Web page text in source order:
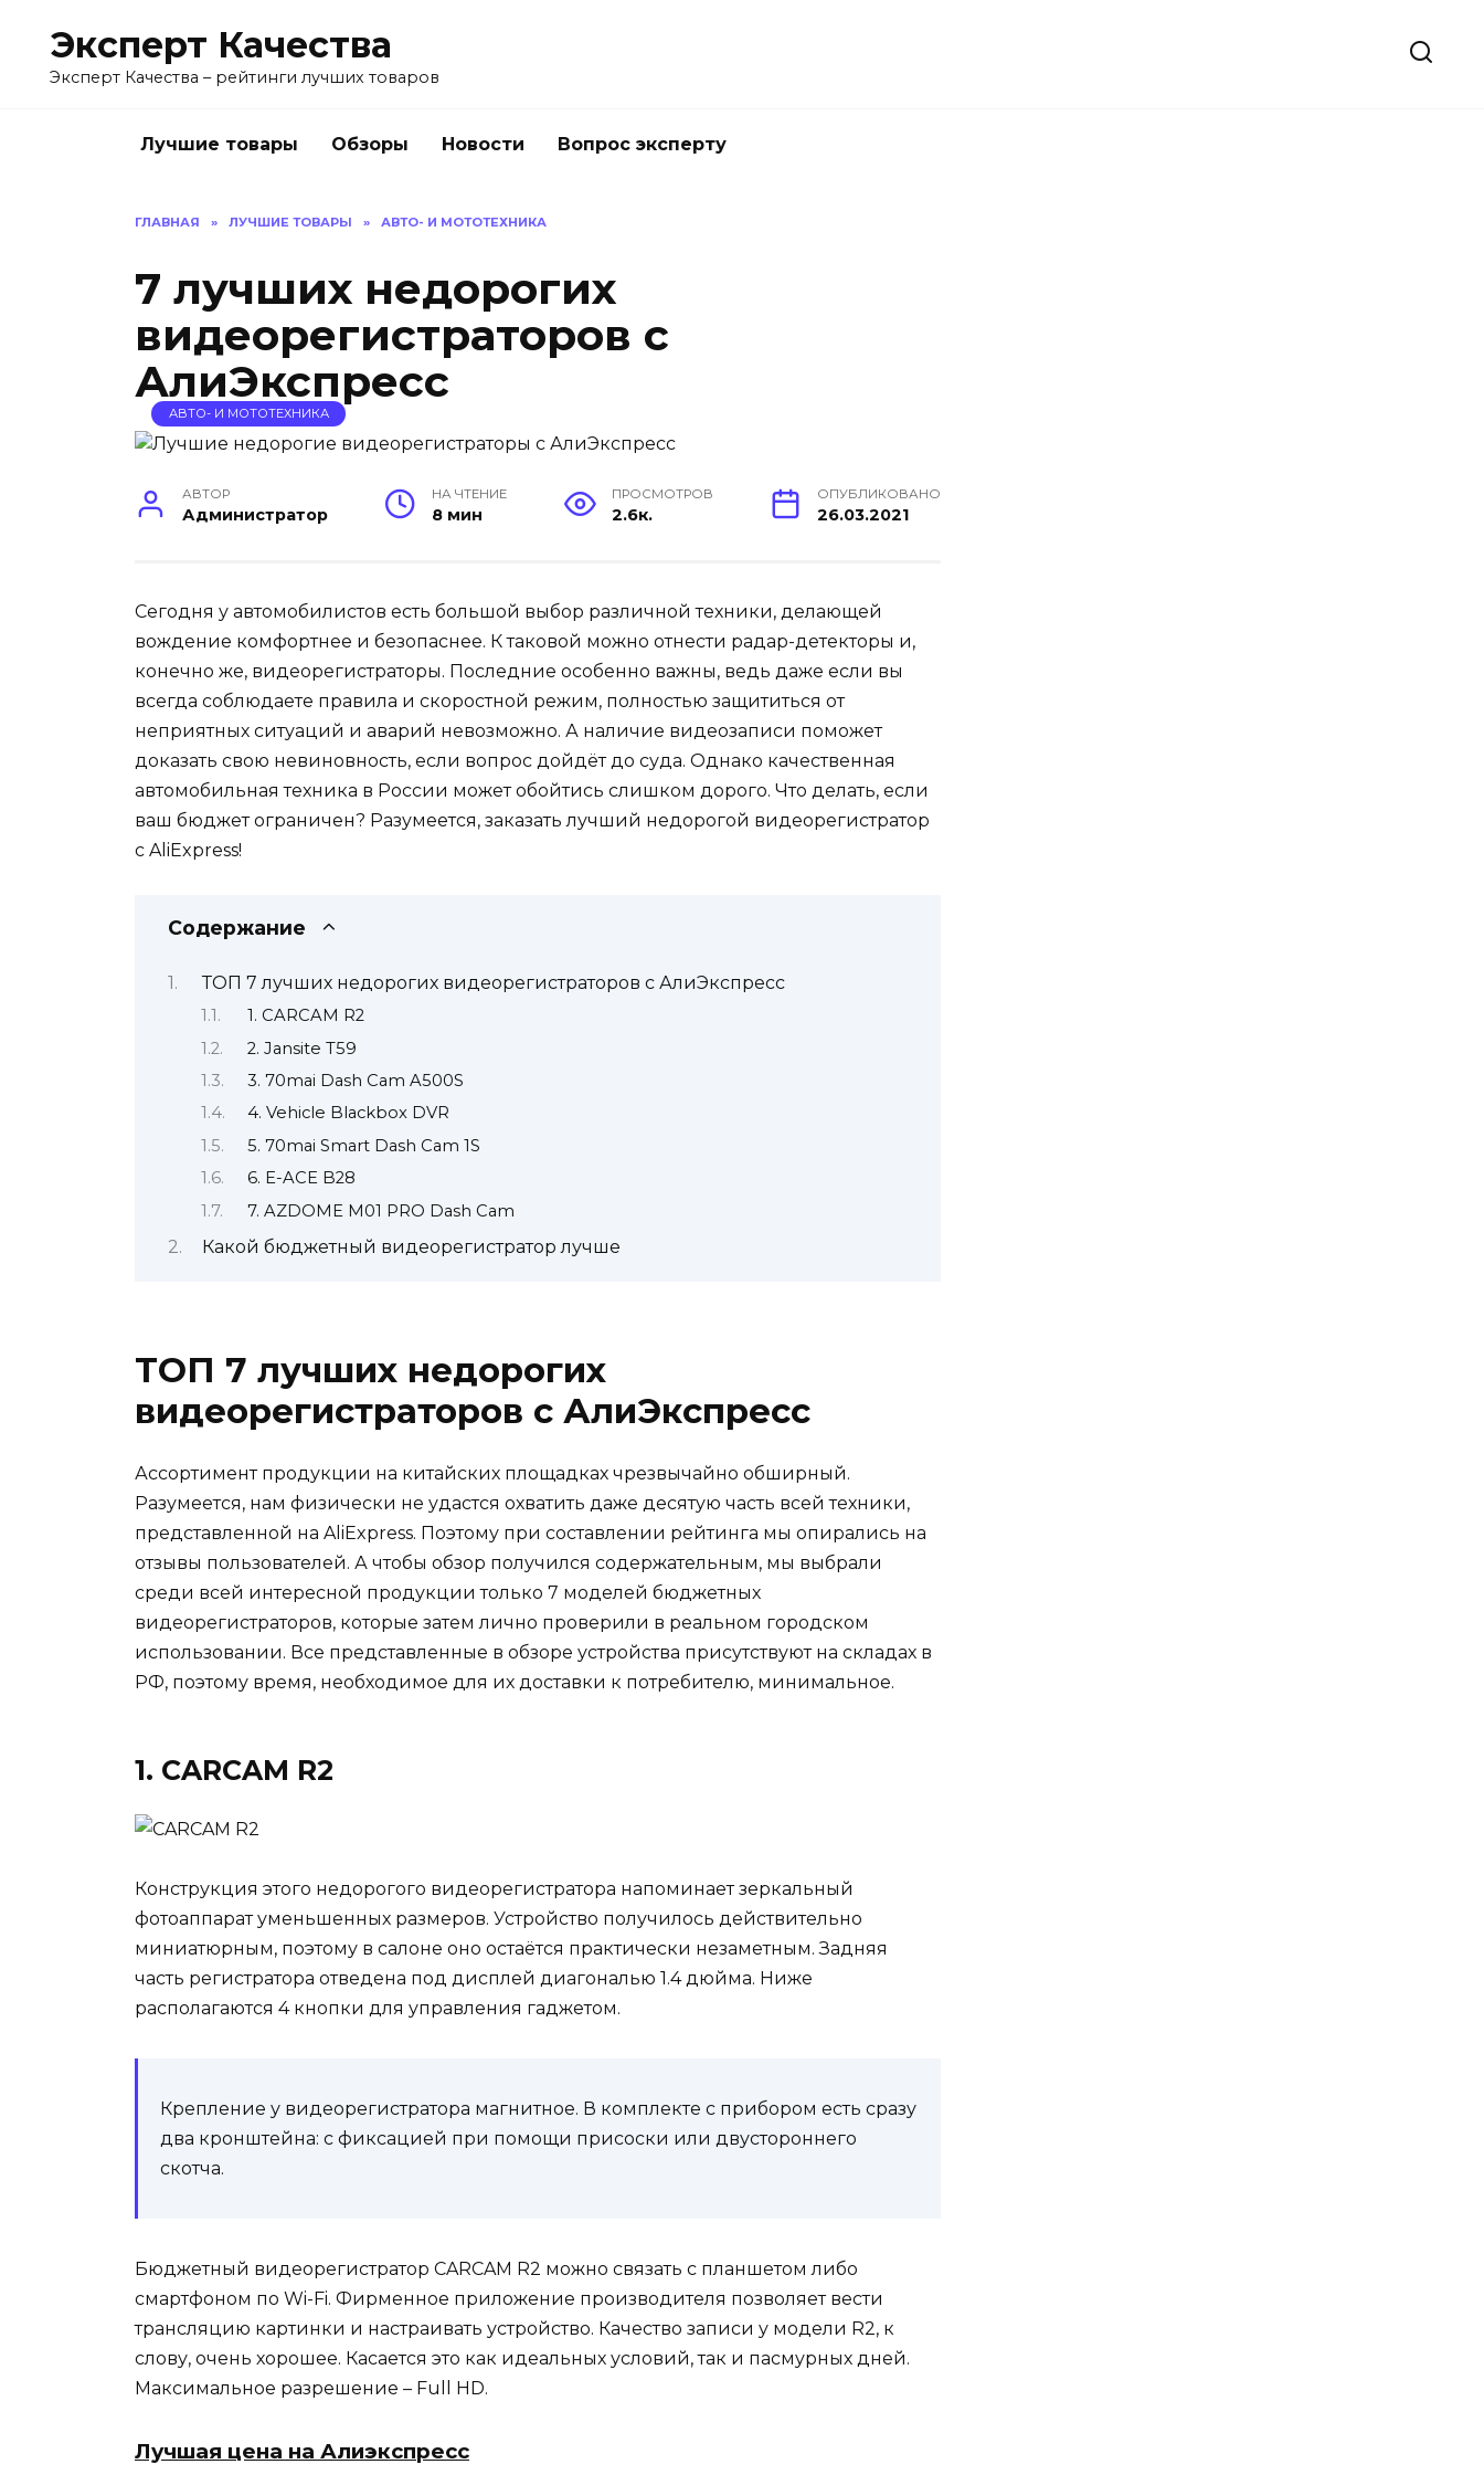
содержанию
Эксперт Качества
Эксперт Качества – рейтинги лучших товаров
Лучшие товары Обзоры Новости Вопрос эксперту
ГЛАВНАЯ » ЛУЧШИЕ ТОВАРЫ » АВТО- И МОТОТЕХНИКА
7 лучших недорогих
видеорегистраторов с
АлиЭкспресс
АВТО- И МОТОТЕХНИКА
АВТОР
Администратор
НА ЧТЕНИЕ
8 мин
ПРОСМОТРОВ
2.6к.
ОПУБЛИКОВАНО
26.03.2021
Сегодня у автомобилистов есть большой выбор различной техники, делающей
вождение комфортнее и безопаснее. К таковой можно отнести радар-детекторы и,
конечно же, видеорегистраторы. Последние особенно важны, ведь даже если вы
всегда соблюдаете правила и скоростной режим, полностью защититься от
неприятных ситуаций и аварий невозможно. А наличие видеозаписи поможет
доказать свою невиновность, если вопрос дойдёт до суда. Однако качественная
автомобильная техника в России может обойтись слишком дорого. Что делать, если
ваш бюджет ограничен? Разумеется, заказать лучший недорогой видеорегистратор
с AliExpress!
Содержание
ТОП 7 лучших недорогих видеорегистраторов с АлиЭкспресс
1. CARCAM R2
2. Jansite T59
3. 70mai Dash Cam A500S
4. Vehicle Blackbox DVR
5. 70mai Smart Dash Cam 1S
6. E-ACE B28
7. AZDOME M01 PRO Dash Cam
Какой бюджетный видеорегистратор лучше
ТОП 7 лучших недорогих
видеорегистраторов с АлиЭкспресс
Ассортимент продукции на китайских площадках чрезвычайно обширный.
Разумеется, нам физически не удастся охватить даже десятую часть всей техники,
представленной на AliExpress. Поэтому при составлении рейтинга мы опирались на
отзывы пользователей. А чтобы обзор получился содержательным, мы выбрали
среди всей интересной продукции только 7 моделей бюджетных
видеорегистраторов, которые затем лично проверили в реальном городском
использовании. Все представленные в обзоре устройства присутствуют на складах в
РФ, поэтому время, необходимое для их доставки к потребителю, минимальное.
1. CARCAM R2
Конструкция этого недорогого видеорегистратора напоминает зеркальный
фотоаппарат уменьшенных размеров. Устройство получилось действительно
миниатюрным, поэтому в салоне оно остаётся практически незаметным. Задняя
часть регистратора отведена под дисплей диагональю 1.4 дюйма. Ниже
располагаются 4 кнопки для управления гаджетом.
Крепление у видеорегистратора магнитное. В комплекте с прибором есть сразу
два кронштейна: с фиксацией при помощи присоски или двустороннего
скотча.
Бюджетный видеорегистратор CARCAM R2 можно связать с планшетом либо
смартфоном по Wi-Fi. Фирменное приложение производителя позволяет вести
трансляцию картинки и настраивать устройство. Качество записи у модели R2, к
слову, очень хорошее. Касается это как идеальных условий, так и пасмурных дней.
Максимальное разрешение – Full HD.
Лучшая цена на Алиэкспресс